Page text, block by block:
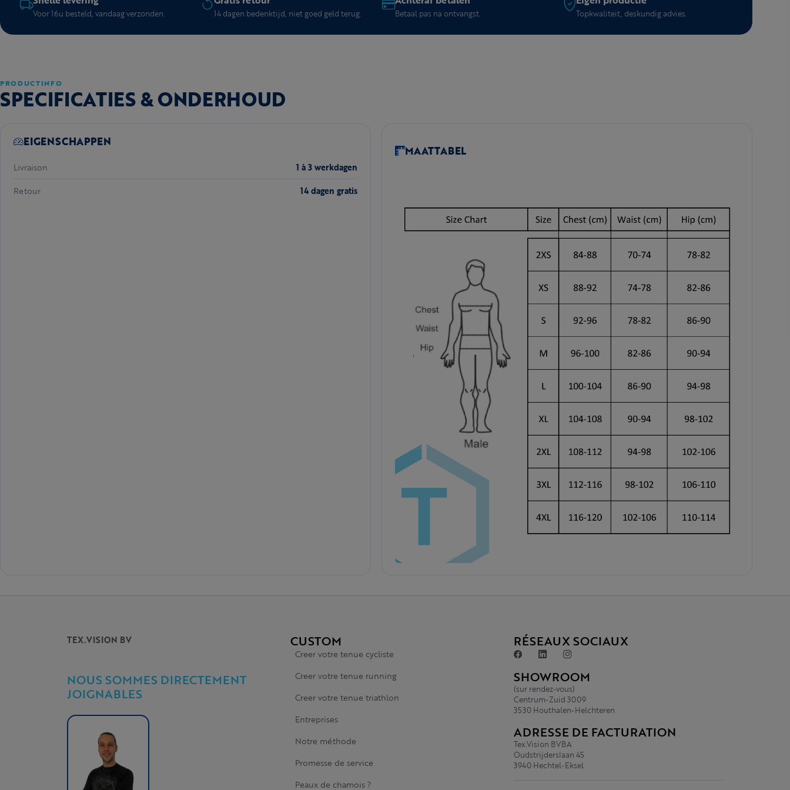
Voor 16u besteld, vandaag verzonden. 14 dagen bedenktijd, niet goed geld terug. Betaal pas na ontvangst. Topkwaliteit, deskundig advies.
PRODUCTINFO
SPECIFICATIES & ONDERHOUD
EIGENSCHAPPEN
Livraison
1 à 3 werkdagen
Retour
14 dagen gratis
MAATTABEL
TEX.VISION BV
NOUS SOMMES DIRECTEMENT
JOIGNABLES
CUSTOM
Creer votre tenue cycliste
Creer votre tenue running
Creer votre tenue triathlon
Entreprises
Notre méthode
Promesse de service
Peaux de chamois ?
RÉSEAUX SOCIAUX
SHOWROOM
(sur rendez-vous)
Centrum-Zuid 3009
3530 Houthalen-Helchteren
ADRESSE DE FACTURATION
Tex.Vision BVBA
Oudstrijderslaan 45
3940 Hechtel-Eksel